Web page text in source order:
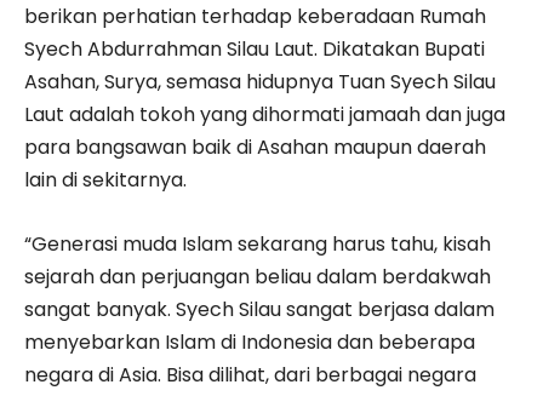
berikan perhatian terhadap keberadaan Rumah
Syech Abdurrahman Silau Laut. Dikatakan Bupati
Asahan, Surya, semasa hidupnya Tuan Syech Silau
Laut adalah tokoh yang dihormati jamaah dan juga
para bangsawan baik di Asahan maupun daerah
lain di sekitarnya.
“Generasi muda Islam sekarang harus tahu, kisah
sejarah dan perjuangan beliau dalam berdakwah
sangat banyak. Syech Silau sangat berjasa dalam
menyebarkan Islam di Indonesia dan beberapa
negara di Asia. Bisa dilihat, dari berbagai negara